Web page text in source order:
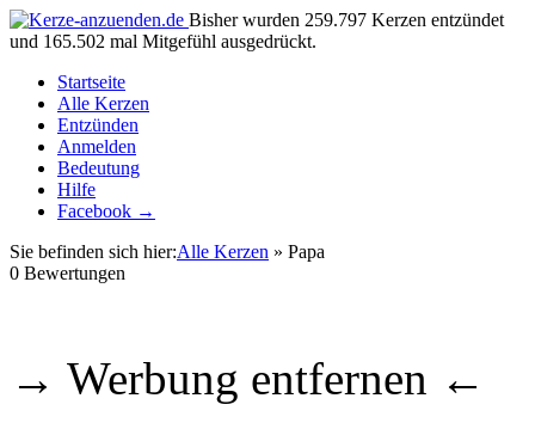
Bisher wurden 259.797 Kerzen entzündet
und 165.502 mal Mitgefühl ausgedrückt.
Startseite
Alle Kerzen
Entzünden
Anmelden
Bedeutung
Hilfe
Facebook →
Sie befinden sich hier:Alle Kerzen » Papa
0 Bewertungen
→ Werbung entfernen ←